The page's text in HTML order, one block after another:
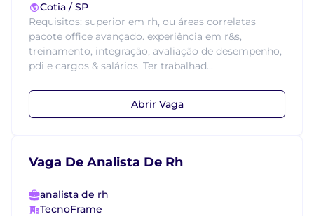
Cotia / SP
Requisitos: superior em rh, ou áreas correlatas
pacote office avançado. experiência em r&s,
treinamento, integração, avaliação de desempenho,
pdi e cargos & salários. Ter trabalhad...
Abrir Vaga
Vaga De Analista De Rh
analista de rh
TecnoFrame